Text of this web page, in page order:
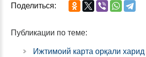
Поделиться:
Публикации по теме:
Ижтимоий карта орқали харид